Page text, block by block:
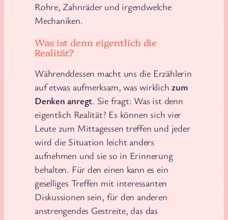
Rohre, Zahnräder und irgendwelche
Mechaniken.
Was ist denn eigentlich die
Realität?
Währenddessen macht uns die Erzählerin
auf etwas aufmerksam, was wirklichzum
Denken anregt. Sie fragt: Was ist denn
eigentlich Realität? Es können sich vier
Leute zum Mittagessen treffen und jeder
wird die Situation leicht anders
aufnehmen und sie so in Erinnerung
behalten. Für den einen kann es ein
geselliges Treffen mit interessanten
Diskussionen sein, für den anderen
anstrengendes Gestreite, das das